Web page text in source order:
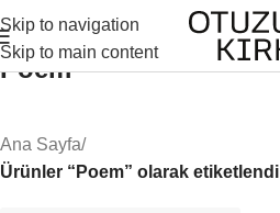
Skip to navigation
Skip to main content
Poem
Ana Sayfa/
Ürünler “Poem” olarak etiketlendi